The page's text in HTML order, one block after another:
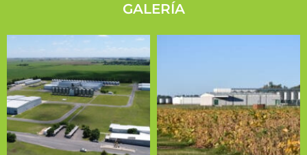
GALERÍA